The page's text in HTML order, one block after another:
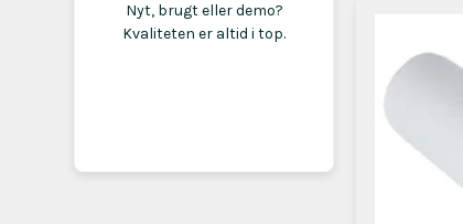
Nyt, brugt eller demo?
Kvaliteten er altid i top.